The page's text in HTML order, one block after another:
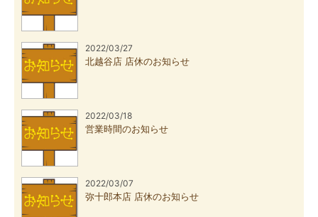
2022/03/27
北越谷店 店休のお知らせ
2022/03/18
営業時間のお知らせ
2022/03/07
弥十郎本店 店休のお知らせ